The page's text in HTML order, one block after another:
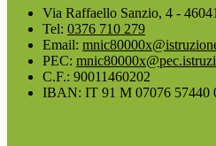
Via Raffaello Sanzio, 4 -
Tel: 0376 710 279
Email:
PEC:
C.F.: 90011460202
IBAN: IT 91 M 07076 57440